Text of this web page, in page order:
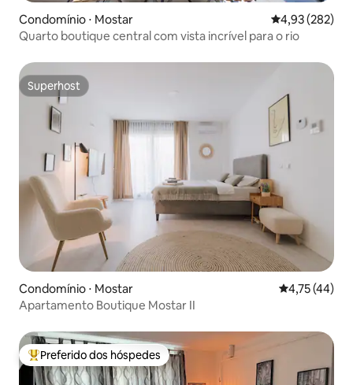
Condomínio ⋅ Mostar 4,93 de uma
4,93 (282)
Quarto boutique central com vista incrível para o rio
Superhost
Superhost
Condomínio ⋅ Mostar 4,75 de uma
4,75 (44)
Apartamento Boutique Mostar II
Entre os melhores preferidos dos hóspedes
Preferido dos hóspedes